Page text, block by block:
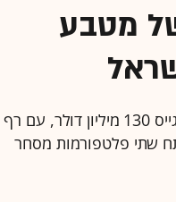
מטבע
חברת הקריפטו הישראלית INX הגישה טיוטת תשקיף לקראת IPO שבו היא תנסה לגייס 130 מיליון דולר, עם רף
לפתח שתי פלטפורמות מסחר